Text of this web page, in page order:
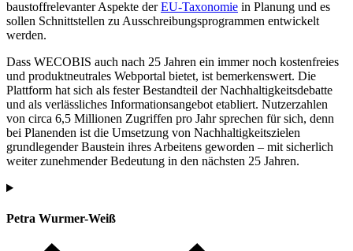
baustoffrelevanter Aspekte derEU-Taxonomie in Planung und es
sollen Schnittstellen zu Ausschreibungsprogrammen entwickelt
werden.
Dass WECOBIS auch nach 25 Jahren ein immer noch kostenfreies
und produktneutrales Webportal bietet, ist bemerkenswert. Die
Plattform hat sich als fester Bestandteil der Nachhaltigkeitsdebatte
und als verlässliches Informationsangebot etabliert. Nutzerzahlen
von circa 6,5 Millionen Zugriffen pro Jahr sprechen für sich, denn
bei Planenden ist die Umsetzung von Nachhaltigkeitszielen
grundlegender Baustein ihres Arbeitens geworden – mit sicherlich
weiter zunehmender Bedeutung in den nächsten 25 Jahren.
Petra Wurmer-Weiß